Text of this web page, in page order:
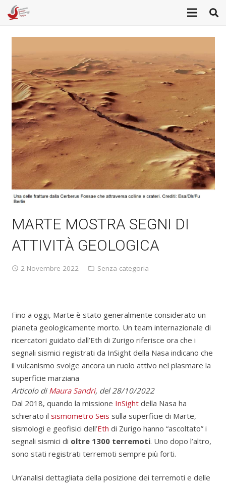
MARTE MOSTRA SEGNI DI
ATTIVITÀ GEOLOGICA
2 Novembre 2022 Senza categoria
Fino a oggi, Marte è stato generalmente considerato un
pianeta geologicamente morto. Un team internazionale di
ricercatori guidato dall’Eth di Zurigo riferisce ora che i
segnali sismici registrati da InSight della Nasa indicano che
il vulcanismo svolge ancora un ruolo attivo nel plasmare la
superficie marziana
Articolo diMaura Sandri, del 28/10/2022
Dal 2018, quando la missione InSightdella Nasa ha
schierato il sismometro Seis sulla superficie di Marte,
sismologi e geofisici dell’Eth di Zurigo hanno “ascoltato” i
segnali sismici di oltre 1300 terremoti. Uno dopo l’altro,
sono stati registrati terremoti sempre più forti.
Un’analisi dettagliata della posizione dei terremoti e delle